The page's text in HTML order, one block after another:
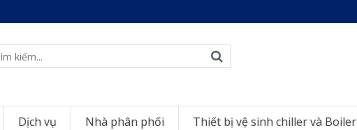
Dịch vụ Nhà phân phối Thiết bị vệ sinh chiller và Boiler